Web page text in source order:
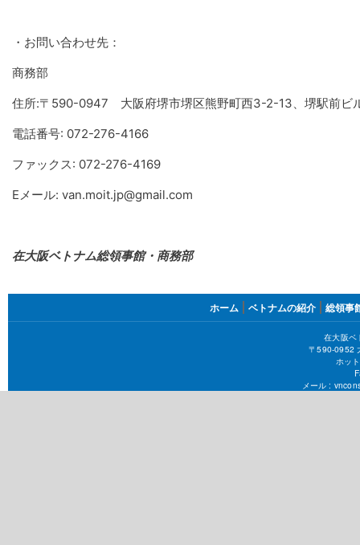
・お問い合わせ先：
商務部
住所:〒590-0947 大阪府堺市堺区熊野町西3-2-13、堺駅前
電話番号: 072-276-4166
ファックス: 072-276-4169
Eメール: van.moit.jp@gmail.com
在大阪ベトナム総領事館・商務部
FOOTER
MENU
ホーム ベトナムの紹介 総領事
在大阪ベ
〒590-0952
ホッ
メール :